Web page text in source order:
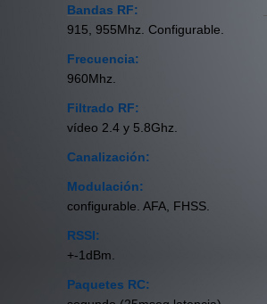
Bandas RF:
915, 955Mhz. Configurable.
Frecuencia:
Desde
960Mhz
Filtrado RF:
vídeo 2.4 y 5.8Ghz.
Canalización:
Modulación: 50 o
configurable. AFA, FHSS.
RSSI:
+-1dBm.
Paquetes RC:
Típico: